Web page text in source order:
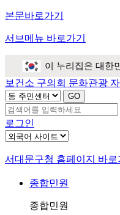
본문바로가기
서브메뉴 바로가기
이 누리집은 대한
보건소 구의회 문화관광
로그인
서대문구청 홈페이지 바로
종합민원
종합민원